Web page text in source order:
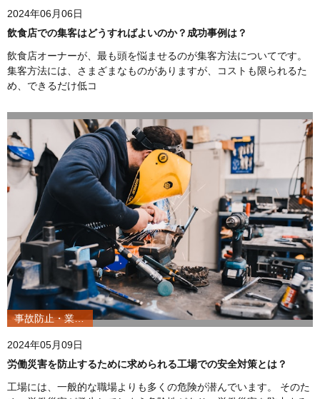
2024年06月06日
飲食店での集客はどうすればよいのか？成功事例は？
飲食店オーナーが、最も頭を悩ませるのが集客方法についてです。
集客方法には、さまざまなものがありますが、コストも限られるた
め、できるだけ低コ
事故防止・業務改善
2024年05月09日
労働災害を防止するために求められる工場での安全対策とは？
工場には、一般的な職場よりも多くの危険が潜んでいます。 そのた